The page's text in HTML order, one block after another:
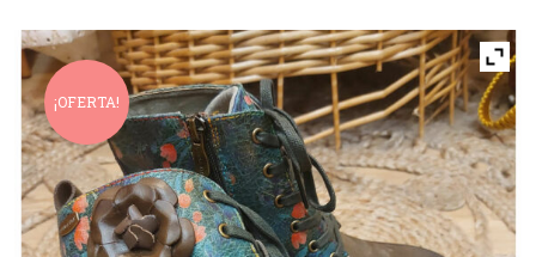
¡OFERTA!